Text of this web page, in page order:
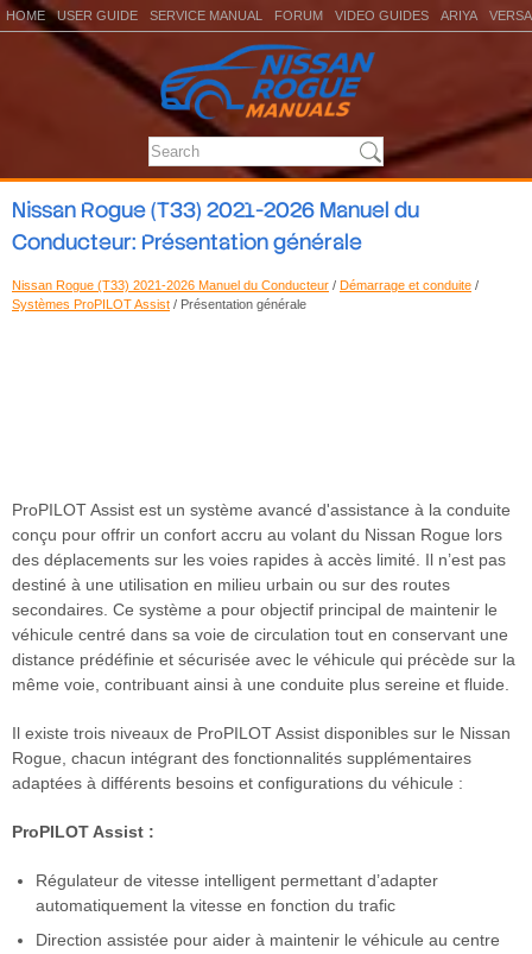
HOME USER GUIDE SERVICE MANUAL FORUM VIDEO GUIDES ARIYA VERSA
Nissan Rogue (T33) 2021-2026 Manuel du
Conducteur: Présentation générale
Nissan Rogue (T33) 2021-2026 Manuel du Conducteur / Démarrage et conduite /
Systèmes ProPILOT Assist / Présentation générale
ProPILOT Assist est un système avancé d'assistance à la conduite
conçu pour offrir un confort accru au volant du Nissan Rogue lors
des déplacements sur les voies rapides à accès limité. Il n’est pas
destiné à une utilisation en milieu urbain ou sur des routes
secondaires. Ce système a pour objectif principal de maintenir le
véhicule centré dans sa voie de circulation tout en conservant une
distance prédéfinie et sécurisée avec le véhicule qui précède sur la
même voie, contribuant ainsi à une conduite plus sereine et fluide.
Il existe trois niveaux de ProPILOT Assist disponibles sur le Nissan
Rogue, chacun intégrant des fonctionnalités supplémentaires
adaptées à différents besoins et configurations du véhicule :
ProPILOT Assist :
Régulateur de vitesse intelligent permettant d’adapter
automatiquement la vitesse en fonction du trafic
Direction assistée pour aider à maintenir le véhicule au centre